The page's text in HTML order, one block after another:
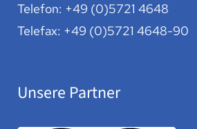
Telefon: +49 (0)5721 4648
Telefax: +49 (0)5721 4648-90
Unsere Partner